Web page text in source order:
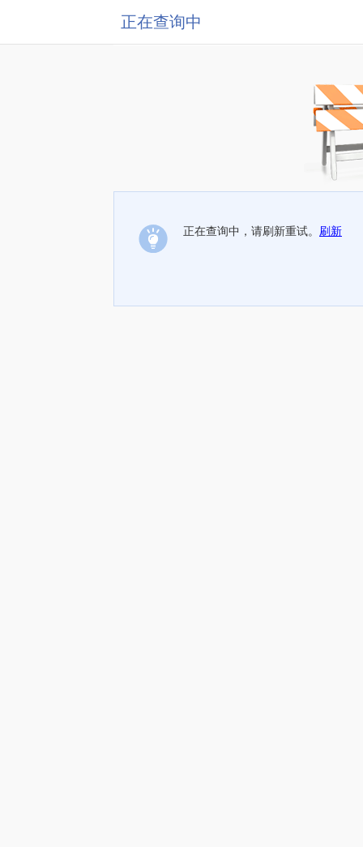
正在查询中
正在查询中，请刷新重试。 刷新